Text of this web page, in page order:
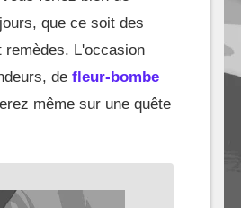
que ce soit des
remèdes. L'occasion
de fleur-bombe
même sur une quête